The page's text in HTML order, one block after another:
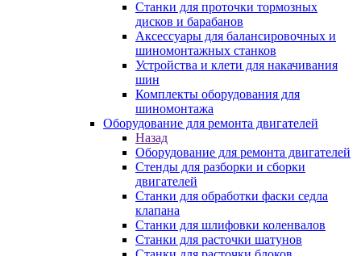
Станки для проточки тормозных
дисков и барабанов
Аксессуары для балансировочных и
шиномонтажных станков
Устройства и клети для накачивания
шин
Комплекты оборудования для
шиномонтажа
Оборудование для ремонта двигателей
Назад
Оборудование для ремонта двигателей
Стенды для разборки и сборки
двигателей
Станки для обработки фаски седла
клапана
Станки для шлифовки коленвалов
Станки для расточки шатунов